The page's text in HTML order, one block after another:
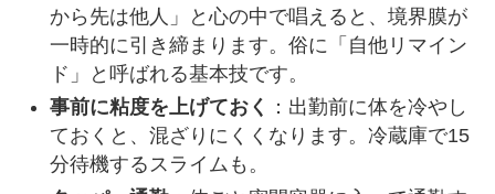
から先は他人」と心の中で唱えると、境界膜が
一時的に引き締まります。俗に「自他リマイン
ド」と呼ばれる基本技です。
事前に粘度を上げておく
：出勤前に体を冷やし
ておくと、混ざりにくくなります。冷蔵庫で15
分待機するスライムも。